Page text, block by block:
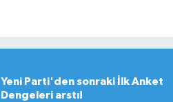
Yeni Parti'den sonraki İlk Anket
Dengeleri arstı!